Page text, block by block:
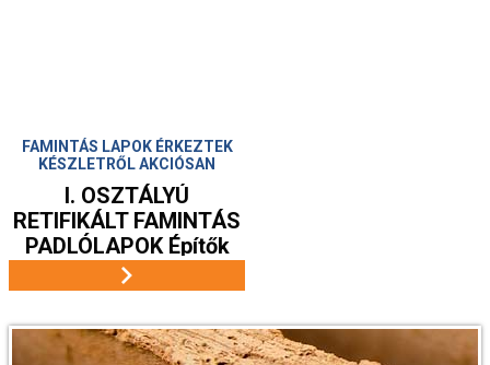
-
16.400Ft
/m2 helyett
7.900Ft/m2, 20x120
16.000Ft
/m2 helyett
7.500Ft/m2
30x60 -
FAMINTÁS LAPOK ÉRKEZTEK
KÉSZLETRŐL AKCIÓSAN
I. OSZTÁLYÚ
RETIFIKÁLT FAMINTÁS
PADLÓLAPOK Építők
Forrása Kft.